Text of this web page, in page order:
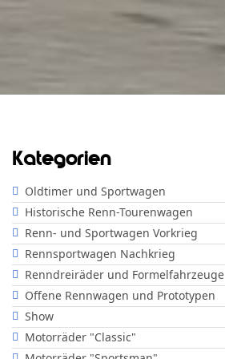
Kategorien
Oldtimer und Sportwagen
Historische Renn-Tourenwagen
Renn- und Sportwagen Vorkrieg
Rennsportwagen Nachkrieg
Renndreiräder und Formelfahrzeuge
Offene Rennwagen und Prototypen
Show
Motorräder "Classic"